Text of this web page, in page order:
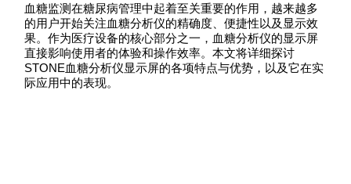
血糖监测在糖尿病管理中起着至关重要的作用，越来越多
的用户开始关注血糖分析仪的精确度、便捷性以及显示效
果。作为医疗设备的核心部分之一，血糖分析仪的显示屏
直接影响使用者的体验和操作效率。本文将详细探讨
STONE血糖分析仪显示屏的各项特点与优势，以及它在实
际应用中的表现。